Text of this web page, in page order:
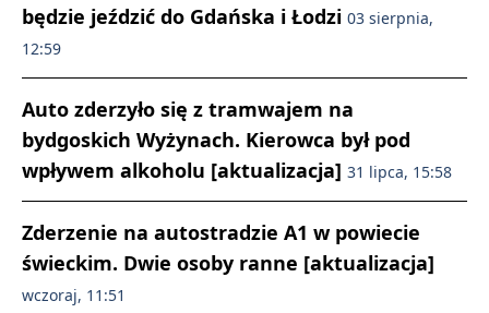
będzie jeździć do Gdańska i Łodzi 03 sierpnia,
12:59
Auto zderzyło się z tramwajem na
bydgoskich Wyżynach. Kierowca był pod
wpływem alkoholu [aktualizacja] 31 lipca, 15:58
Zderzenie na autostradzie A1 w powiecie
świeckim. Dwie osoby ranne [aktualizacja]
wczoraj, 11:51